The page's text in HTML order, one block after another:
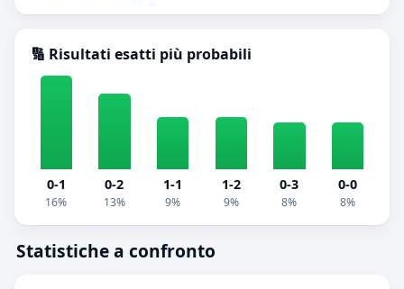
🔢 Risultati esatti più probabili
0-1
16%
0-2
13%
1-1
9%
1-2
9%
0-3
8%
0-0
8%
Statistiche a confronto